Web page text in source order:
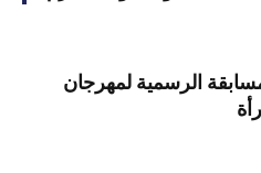
الرسمية لمهرجان